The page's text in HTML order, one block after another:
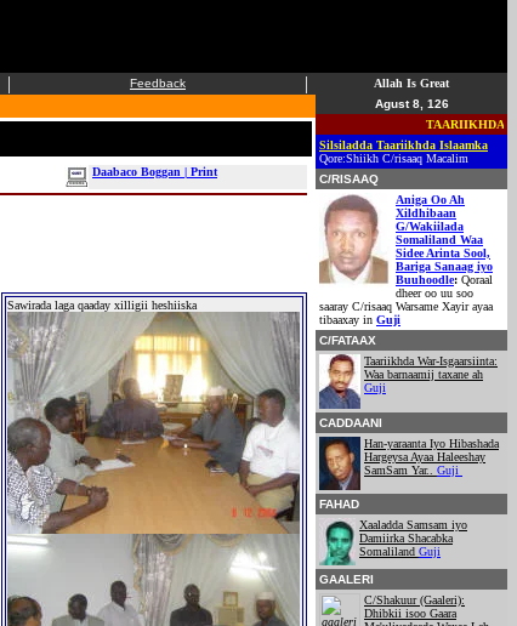
| Feedback |
Daabaco Boggan | Print
Sawirada laga qaaday xilligii heshiiska
Allah Is Great
Agust 8, 126
TAARIIKHDA
Silsiladda Taariikhda Islaamka
Qore:Shiikh C/risaaq Macalim
C/RISAAQ
Aniga Oo Ah
Xildhibaan
G/Wakiilada
Somaliland Waa
Sidee Arinta Sool,
Bariga Sanaag iyo
Buuhoodle: Qoraal
dheer oo uu soo
saaray C/risaaq Warsame Xayir ayaa
tibaaxay in Guji
C/FATAAX
Taariikhda War-Isgaarsiinta:
Waa barnaamij taxane ah
Guji
CADDAANI
Han-yaraanta Iyo Hibashada
Hargeysa Ayaa Haleeshay
SamSam Yar.. Guji
FAHAD
Xaaladda Samsam iyo
Damiirka Shacabka
Somaliland Guji
GAALERI
C/Shakuur (Gaaleri):
Dhibkii isoo Gaara